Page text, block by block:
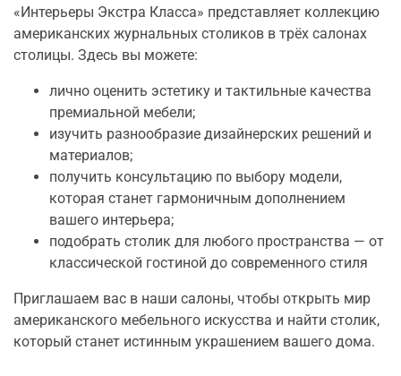
«Интерьеры Экстра Класса» представляет коллекцию
американских журнальных столиков в трёх салонах
столицы. Здесь вы можете:
лично оценить эстетику и тактильные качества
премиальной мебели;
изучить разнообразие дизайнерских решений и
материалов;
получить консультацию по выбору модели,
которая станет гармоничным дополнением
вашего интерьера;
подобрать столик для любого пространства — от
классической гостиной до современного стиля
Приглашаем вас в наши салоны, чтобы открыть мир
американского мебельного искусства и найти столик,
который станет истинным украшением вашего дома.